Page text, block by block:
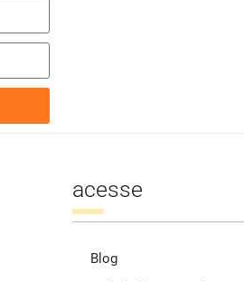
acesse
Blog